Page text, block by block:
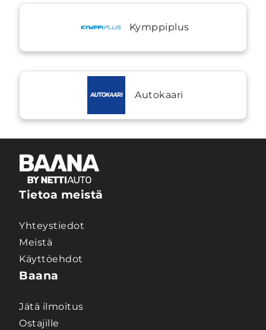
Kymppiplus
Autokaari
Tietoa meistä
Yhteystiedot
Meistä
Käyttöehdot
Baana
Jätä ilmoitus
Ostajille